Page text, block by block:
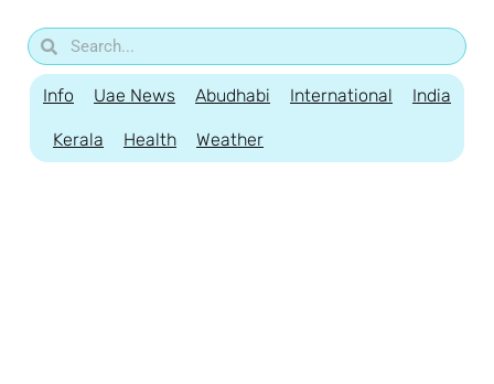
Info Uae News Abudhabi International India
Kerala Health Weather